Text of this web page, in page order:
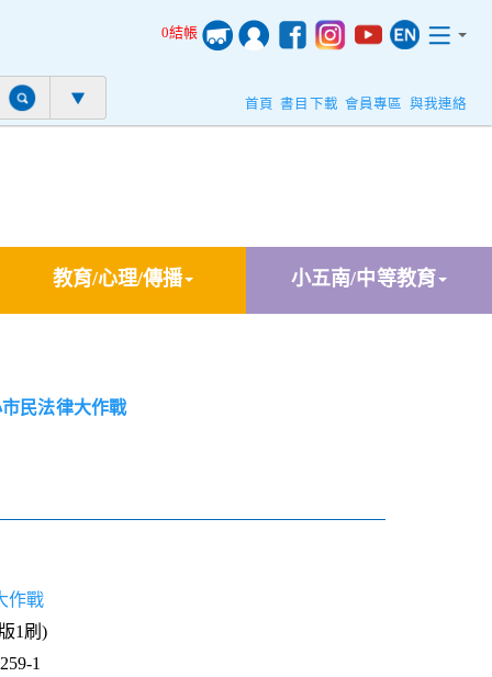
0結帳
首頁 書目下載 會員專區 與我連絡
教育/心理/傳播 小五南/中等教育
民法律大作戰
作戰
1刷)
1